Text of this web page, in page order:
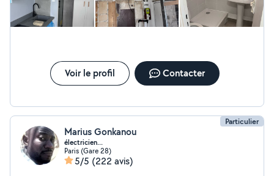
carrelage & sols Petits travaux de maçonnerie, pose de
carrelage, lino, parquet et revêtements de sol.
mesure, pose de climatisation. Urgences & dépannages
rapides Disponible pour les interventions urgentes selon
disponibilité, avec réactivité et efficacité.
Voir le profil Contacter
Particulier
Marius Gonkanou
électricien...
Paris (Gare 28)
5/5 (222 avis)